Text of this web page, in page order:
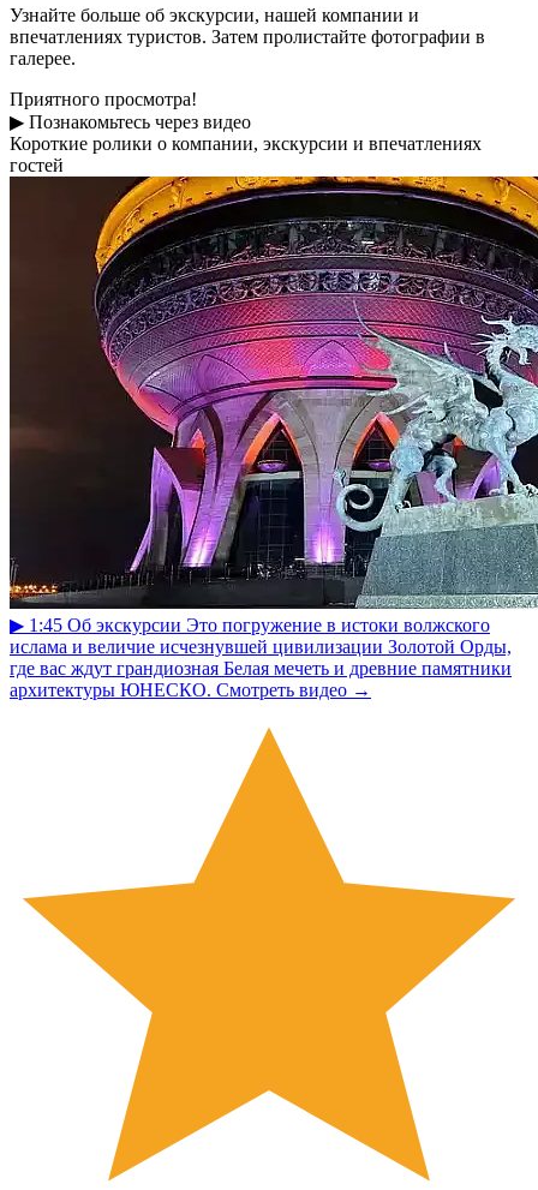
Узнайте больше об экскурсии, нашей компании и
впечатлениях туристов. Затем пролистайте фотографии в
галерее.
Приятного просмотра!
▶ Познакомьтесь через видео
Короткие ролики о компании, экскурсии и впечатлениях
гостей
▶ 1:45 Об экскурсии Это погружение в истоки волжского
ислама и величие исчезнувшей цивилизации Золотой Орды,
где вас ждут грандиозная Белая мечеть и древние памятники
архитектуры ЮНЕСКО. Смотреть видео →